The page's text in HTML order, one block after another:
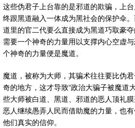
这些伪君子上台靠的是邪道的欺骗，上
终跟黑道融入一体成为黑社会的保护伞
道里的官二代要么直接成为黑道巧取豪
需要一个神奇的力量用以支撑内心空虚
个神奇的力量便是魔道。
魔道，被称为大师，其骗术往往要比伪
奇的地方，这才导致“政治大骗子被魔道
些大师被白道、黑道、邪道的恶人顶礼
恶人继续愚弄人民而借助魔的力量，也
他们真实的信仰。